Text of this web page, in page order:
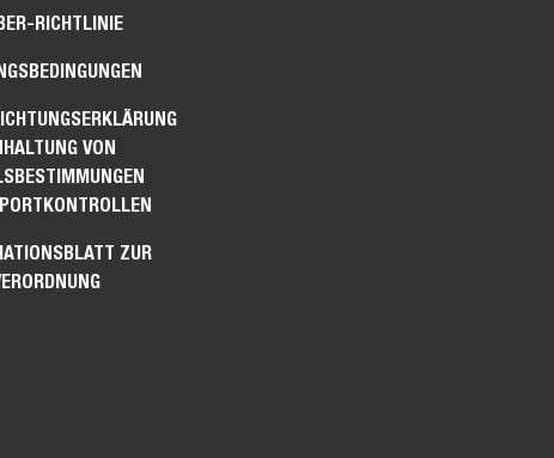
RICHTLINIE
VON
ZUR